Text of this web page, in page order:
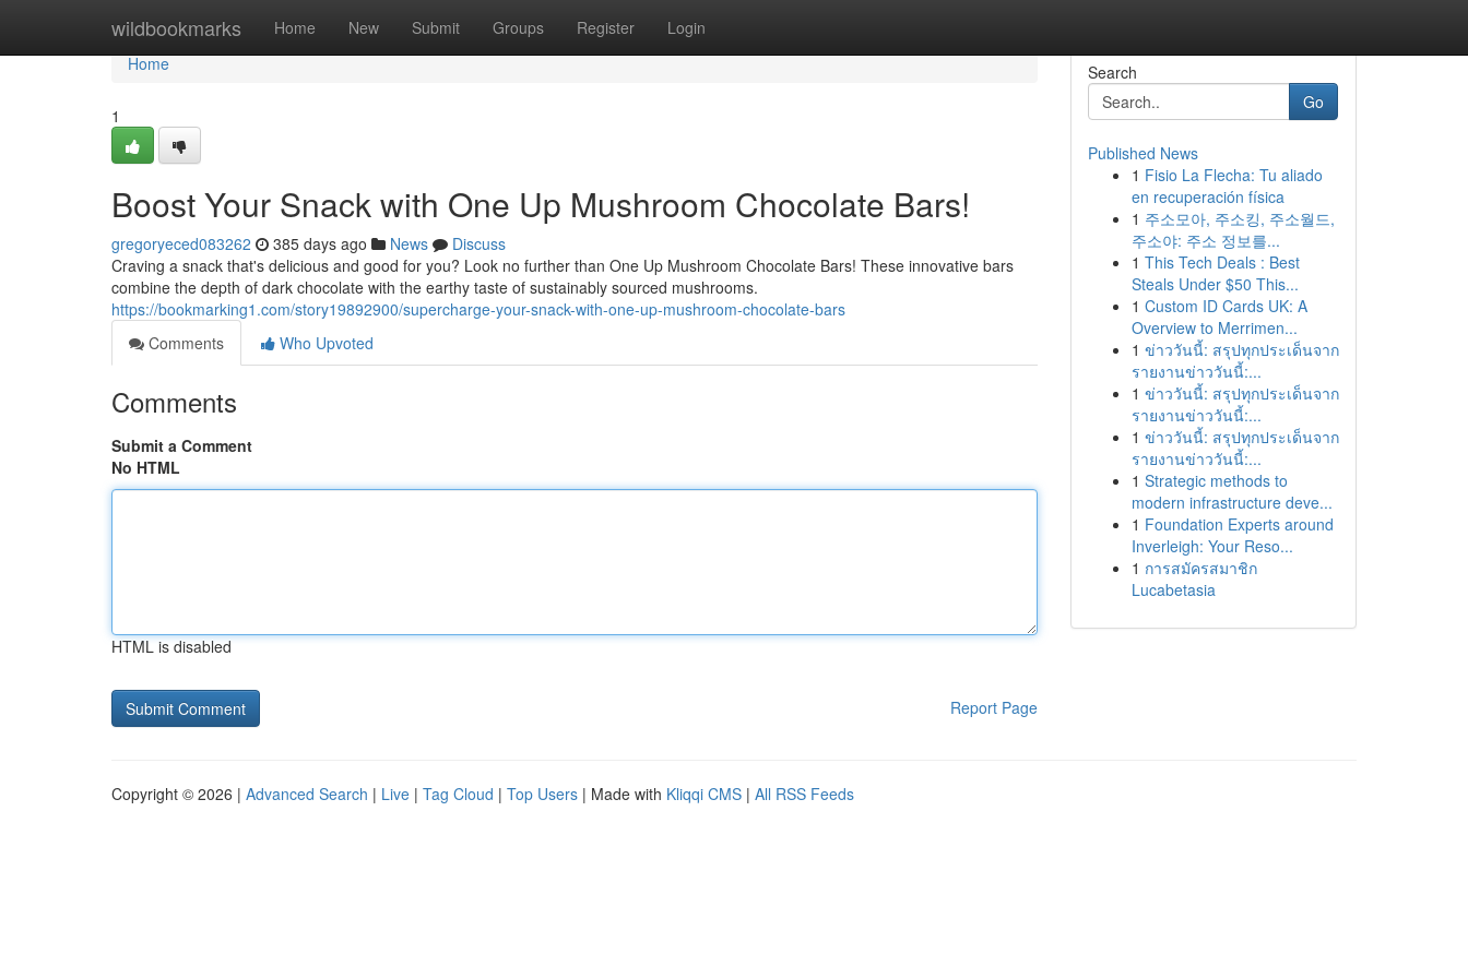
wildbookmarks Home New Submit Groups Register Login
Home
Home
1
Boost Your Snack with One Up Mushroom Chocolate Bars!
gregoryeced083262 385 days ago News
Discuss
Craving a snack that's delicious and good for you? Look no further than One Up Mushroom Chocolate Bars! These innovative bars
combine the depth of dark chocolate with the earthy taste of sustainably sourced mushrooms.
https://bookmarking1.com/story19892900/supercharge-your-snack-with-one-up-mushroom-chocolate-bars
Comments
Who Upvoted
Comments
Submit a Comment
No HTML
HTML is disabled
Report Page
Search
Go
Published News
1 Fisio La Flecha: Tu aliado
en recuperación física
1 주소모아, 주소킹, 주소월드,
주소야: 주소 정보를...
1 This Tech Deals : Best
Steals Under $50 This...
1 Custom ID Cards UK: A
Overview to Merrimen...
1 ข่าววันนี้: สรุปทุกประเด็นจาก
รายงานข่าววันนี้:...
1 ข่าววันนี้: สรุปทุกประเด็นจาก
รายงานข่าววันนี้:...
1 ข่าววันนี้: สรุปทุกประเด็นจาก
รายงานข่าววันนี้:...
1 Strategic methods to
modern infrastructure deve...
1 Foundation Experts around
Inverleigh: Your Reso...
1 การสมัครสมาชิก
Lucabetasia
Copyright © 2026 | Advanced Search | Live | Tag Cloud | Top Users | Made with Kliqqi CMS | All RSS Feeds